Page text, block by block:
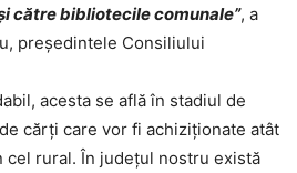
către bibliotecile comunale”, a
președintele Consiliului
acesta se află în stadiul de
cărți care vor fi achiziționate atât
cel rural. În județul nostru există